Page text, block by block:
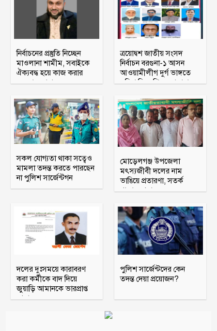
নির্বাচনের প্রস্তুতি নিচ্ছেন
মাওলানা শামীম, সবাইকে
ঐক্যবদ্ধ হয়ে কাজ করার
অহব্বান জানান
ত্রয়োদ্বশ জাতীয় সংসদ
নির্বাচন বরগুনা-১ আসন
আওয়ামীলীগ দুর্গ ভাঙ্গতে
মরিয়া বিএনপি ও জামায়াত
সকল যোগ্যতা থাকা সত্বেও
মামলা তদন্ত করতে পারছেন
না পুলিশ সার্জেন্টগন
মোড়েলগঞ্জ উপজেলা
মৎস্যজীবী দলের নাম
ভাঙিয়ে প্রতারণা, সতর্ক
থাকার আহ্বান
দলের দুঃসময়ে কারাবরণ
করা কর্মীকে বাদ দিয়ে
জুয়াড়ি আমানকে ভারপ্রাপ্ত
আহ্বায়ক
পুলিশ সার্জেন্টদের কেন
তদন্ত দেয়া প্রয়োজন?